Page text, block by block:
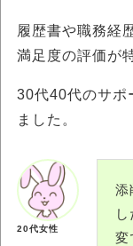
履歴書や職務経
満足度の評価が
30代40代のサポ
ました。
添
変
20代女性